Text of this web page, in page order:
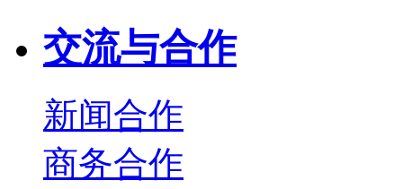
交流与合作
新闻合作
商务合作